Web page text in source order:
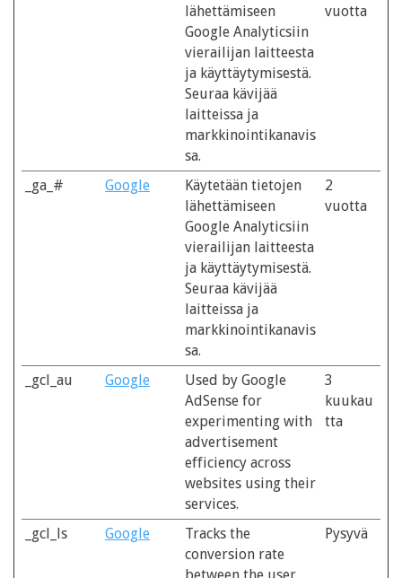
lähettämiseen
Google Analyticsiin
vierailijan laitteesta
ja käyttäytymisestä.
Seuraa kävijää
laitteissa ja
markkinointikanavis
sa.
vuotta
_ga_# Google
Käytetään tietojen
lähettämiseen
Google Analyticsiin
vierailijan laitteesta
ja käyttäytymisestä.
Seuraa kävijää
laitteissa ja
markkinointikanavis
sa.
2
vuotta
_gcl_au Google
Used by Google
AdSense for
experimenting with
advertisement
efficiency across
websites using their
services.
3
kuukau
tta
_gcl_ls Google
Tracks the
conversion rate
Pysyvä